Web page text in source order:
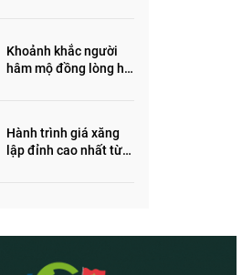
Khoảnh khắc người
hâm mộ đồng lòng hô
Hành trình giá xăng
lập đỉnh cao nhất từ